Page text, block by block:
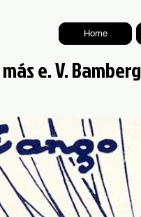
Home
e. V. Bamberg